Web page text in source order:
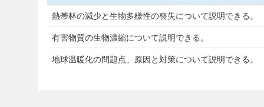
熱帯林の減少と生物多様性の喪失について説明できる。
有害物質の生物濃縮について説明できる。
地球温暖化の問題点、原因と対策について説明できる。